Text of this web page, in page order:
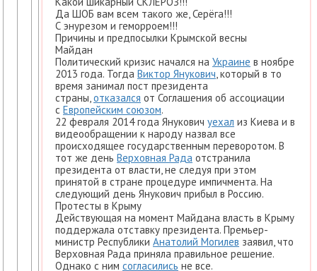
Да ШОБ вам всем такого же, Серёга!!!
С энурезом и геморроем!!!
Причины и предпосылки Крымской весны
Майдан
Политический кризис начался на Украине в ноябре
2013 года. Тогда Виктор Янукович , который в то
время занимал пост президента
страны, отказался от Соглашения об ассоциации
с Европейским союзом.
22 февраля 2014 года Янукович уехал из Киева и в
видеообращении к народу назвал все
происходящее государственным переворотом. В
тот же день Верховная Рада отстранила
президента от власти, не следуя при этом
принятой в стране процедуре импичмента. На
следующий день Янукович прибыл в Россию.
Протесты в Крыму
Действующая на момент Майдана власть в Крыму
поддержала отставку президента. Премьер-
министр Республики Анатолий Могилев заявил, что
Верховная Рада приняла правильное решение.
Однако с ним согласились не все.